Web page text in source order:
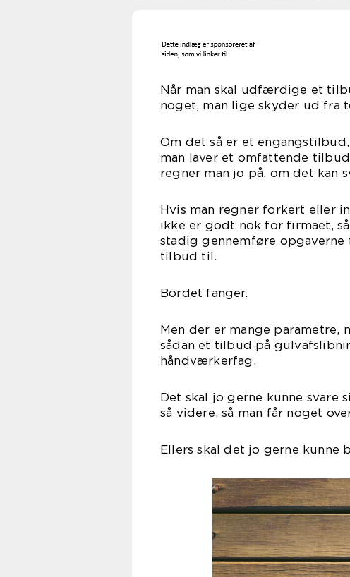
Når man skal udfærdige et
noget, man lige skyder ud fra
Om det så er et
man laver et omfattende
regner man jo på, om det kan
Hvis man regner forkert eller
ikke er godt nok for firmaet,
stadig gennemføre
tilbud til.
Bordet fanger.
Men der er mange parametre,
sådan et tilbud på
håndværkerfag.
Det skal jo gerne kunne svare
så videre, så man får noget
Ellers skal det jo gerne kunne